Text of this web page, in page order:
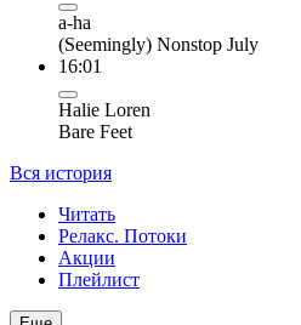
a-ha
(Seemingly) Nonstop July
16:01
Halie Loren
Bare Feet
Вся история
Читать
Релакс. Потоки
Акции
Плейлист